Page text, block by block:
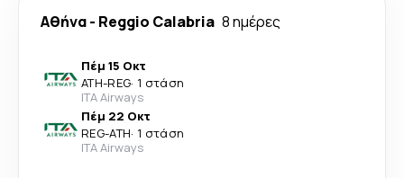
Αθήνα- Reggio Calabria 8 ημέρες
Πέμ 15 Οκτ
ATH-REG· 1 στάση
ITA Airways
Πέμ 22 Οκτ
REG-ATH· 1 στάση
ITA Airways